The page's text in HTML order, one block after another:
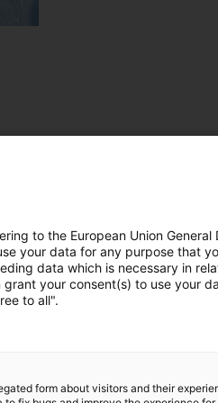
Cobot ReBeL testades
mättes med hjälp av en
på klassificeringen:
eller laboratorieapplikationer.
to the European Union General
your data for any purpose that
data which is necessary in
your consent(s) to use your
to all".
form about visitors and their